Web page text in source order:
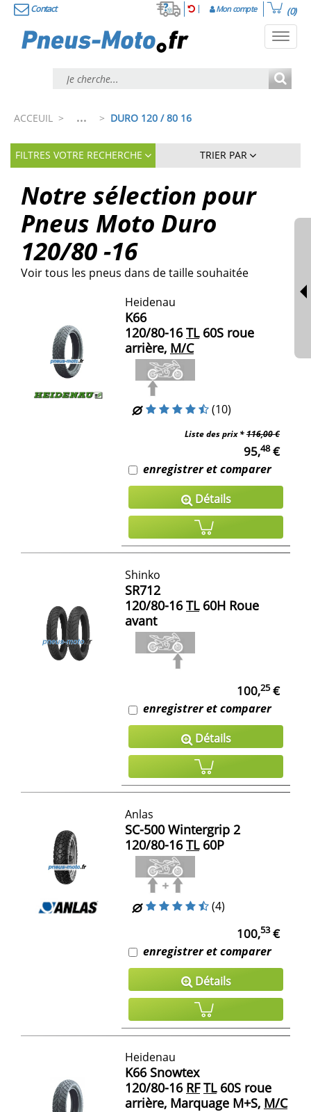
Contact Mon compte (0)
ACCEUIL > ... > DURO 120 / 80 16
FILTRES VOTRE RECHERCHE TRIER PAR
Notre sélection pour
Pneus Moto Duro
120/80 -16
Voir tous les pneus dans de taille souhaitée
Heidenau
K66
120/80-16 TL60S roue
arrière, M/C
(10)
Liste des prix *116,00 €
95,48€
enregistrer et comparer
Détails
Shinko
SR712
120/80-16 TL60H Roue
avant
100,25€
enregistrer et comparer
Détails
Anlas
SC-500 Wintergrip 2
120/80-16 TL60P
(4)
100,53€
enregistrer et comparer
Détails
Heidenau
K66 Snowtex
120/80-16 RF TL60S roue
arrière, Marquage M+S, M/C